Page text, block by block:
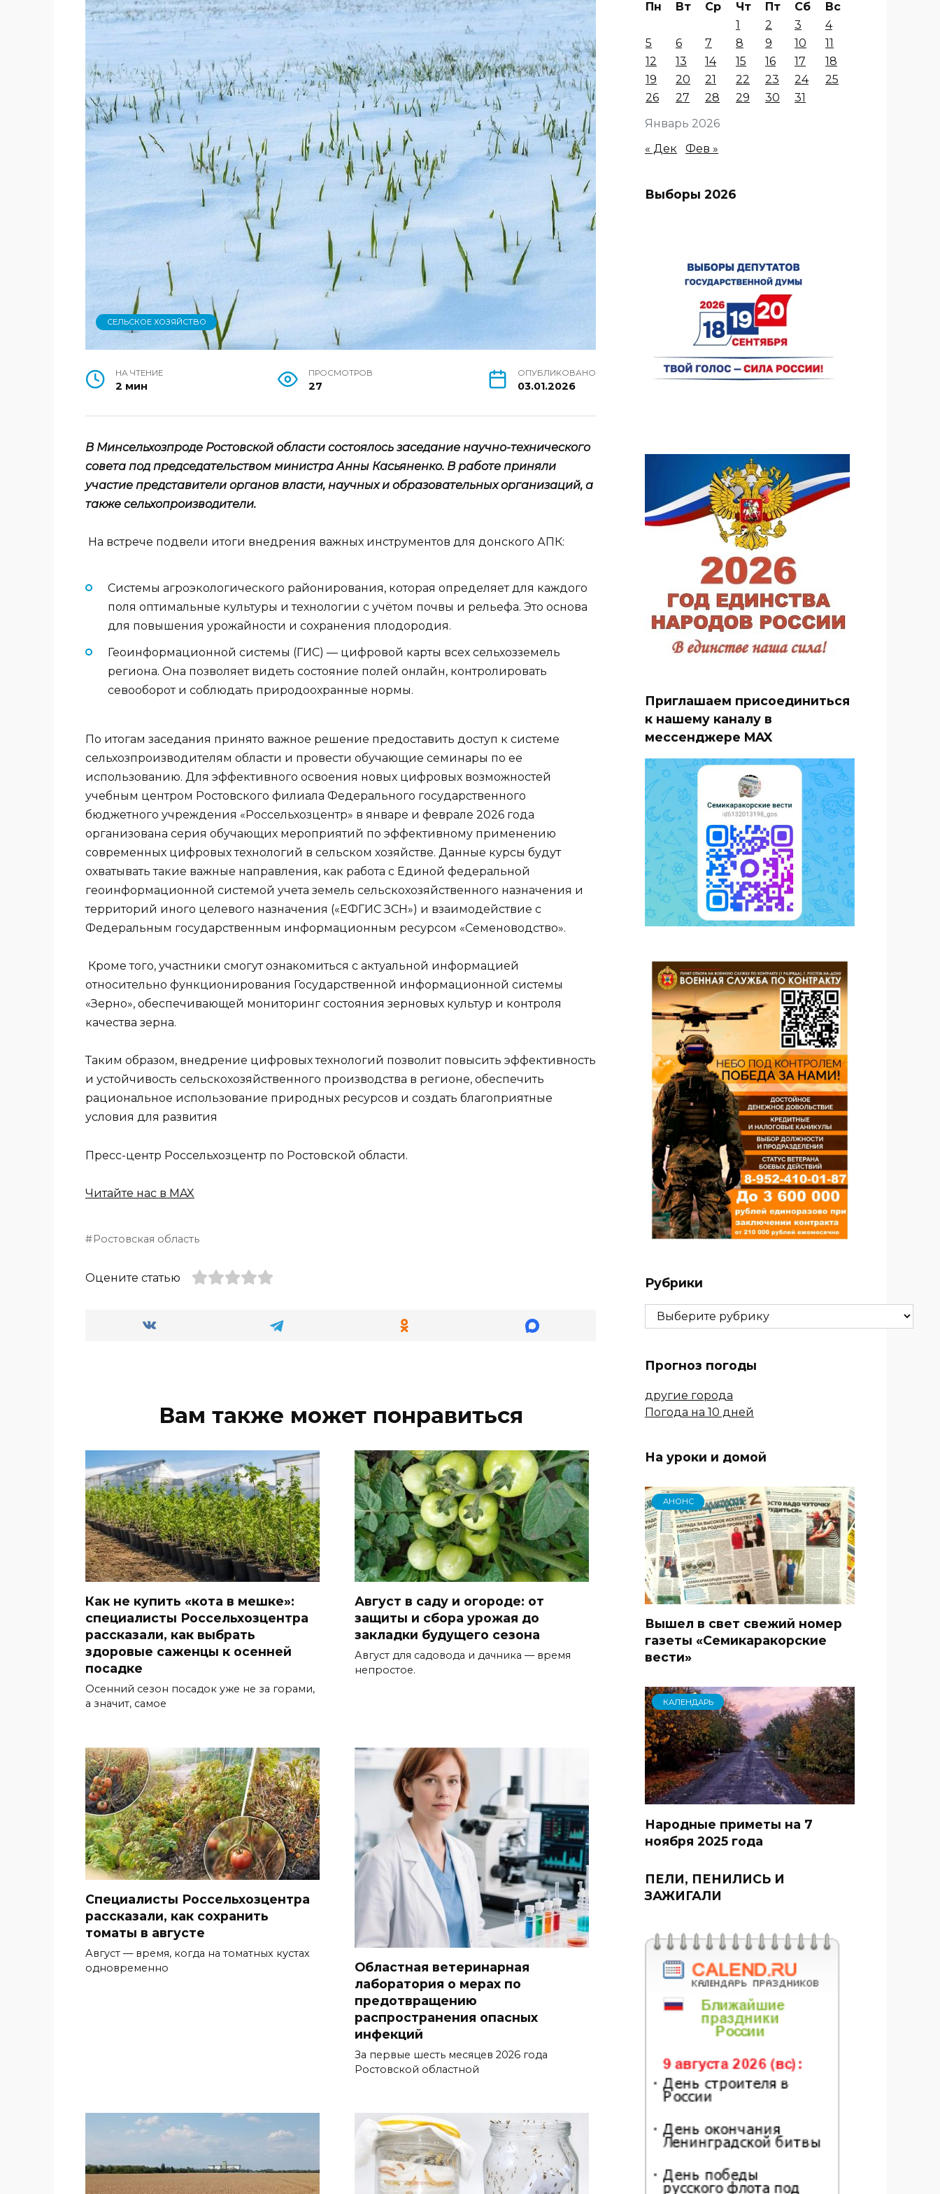
СЕЛЬСКОЕ ХОЗЯЙСТВО
НА ЧТЕНИЕ
2 мин
ПРОСМОТРОВ
27
ОПУБЛИКОВАНО
03.01.2026
В Минсельхозпроде Ростовской области состоялось заседание научно-технического
совета под председательством министра Анны Касьяненко. В работе приняли
участие представители органов власти, научных и образовательных организаций, а
также сельхопроизводители. ⠀
На встрече подвели итоги внедрения важных инструментов для донского АПК: ⠀
Системы агроэкологического районирования, которая определяет для каждого
поля оптимальные культуры и технологии с учётом почвы и рельефа. Это основа
для повышения урожайности и сохранения плодородия. ⠀
Геоинформационной системы (ГИС) — цифровой карты всех сельхозземель
региона. Она позволяет видеть состояние полей онлайн, контролировать
севооборот и соблюдать природоохранные нормы.
По итогам заседания принято важное решение предоставить доступ к системе
сельхозпроизводителям области и провести обучающие семинары по ее
использованию. Для эффективного освоения новых цифровых возможностей
учебным центром Ростовского филиала Федерального государственного
бюджетного учреждения «Россельхозцентр» в январе и феврале 2026 года
организована серия обучающих мероприятий по эффективному применению
современных цифровых технологий в сельском хозяйстве. Данные курсы будут
охватывать такие важные направления, как работа с Единой федеральной
геоинформационной системой учета земель сельскохозяйственного назначения и
территорий иного целевого назначения («ЕФГИС ЗСН») и взаимодействие с
Федеральным государственным информационным ресурсом «Семеноводство».
Кроме того, участники смогут ознакомиться с актуальной информацией
относительно функционирования Государственной информационной системы
«Зерно», обеспечивающей мониторинг состояния зерновых культур и контроля
качества зерна.
Таким образом, внедрение цифровых технологий позволит повысить эффективность
и устойчивость сельскохозяйственного производства в регионе, обеспечить
рациональное использование природных ресурсов и создать благоприятные
условия для развития
Пресс-центр Россельхозцентр по Ростовской области.
Читайте нас в MAX
Ростовская область
Оцените статью
Вам также может понравиться
Как не купить «кота в мешке»:
специалисты Россельхозцентра
рассказали, как выбрать
здоровые саженцы к осенней
посадке
Осенний сезон посадок уже не за горами,
а значит, самое
Август в саду и огороде: от
защиты и сбора урожая до
закладки будущего сезона
Август для садовода и дачника — время
непростое.
Специалисты Россельхозцентра
рассказали, как сохранить
томаты в августе
Август — время, когда на томатных кустах
одновременно
Областная ветеринарная
лаборатория о мерах по
предотвращению
распространения опасных
инфекций
За первые шесть месяцев 2026 года
Ростовской областной
Январь 2026
Пн Вт Ср Чт Пт Сб
Вс
1
2 3
4
5
6 7 8 9 10
11
12
13 14 15 16 17
18
19
20 21 22 23 24
25
26
27 28 29 30 31
« Дек Фев »
Выборы 2026
Приглашаем присоединиться
к нашему каналу в
мессенджере MAX
Рубрики
Рубрики
Прогноз погоды
другие города
Погода на 10 дней
На уроки и домой
АНОНС
Вышел в свет свежий номер
газеты «Семикаракорские
вести»
КАЛЕНДАРЬ
Народные приметы на 7
ноября 2025 года
ПЕЛИ, ПЕНИЛИСЬ И
ЗАЖИГАЛИ